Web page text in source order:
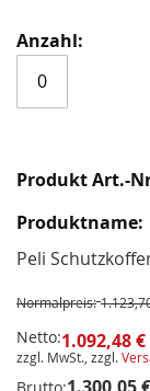
Peli
Normalpreis:
Netto:1.092,48 €
zzgl. MwSt., zzgl.
Brutto: